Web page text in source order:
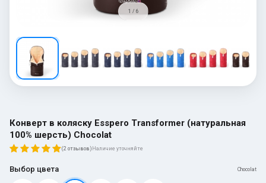
1 / 6
Конверт в коляску Esspero Transformer (натуральная
100% шерсть) Chocolat
(2 отзывов) Наличие уточняйте
Выбор цвета Chocolat